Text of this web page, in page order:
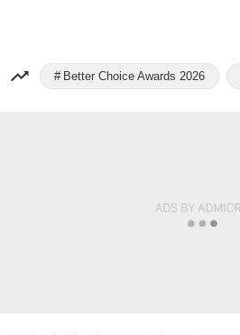
Better Choice Awards 2026